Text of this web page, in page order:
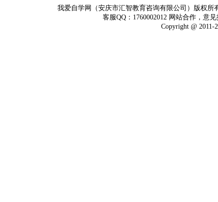
我爱自学网（安庆市汇智教育咨询有限公司）版权
客服QQ：1760002012 网站合作，意
Copyright @